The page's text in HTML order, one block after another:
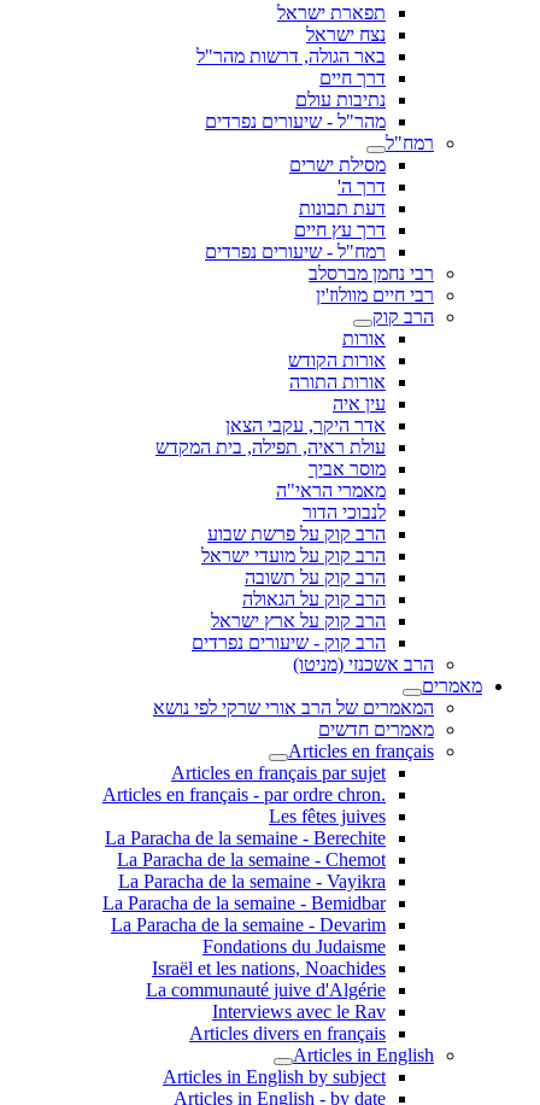
תפארת ישראל
נצח ישראל
באר הגולה, דרשות מהר"ל
דרך חיים
נתיבות עולם
מהר"ל - שיעורים נפרדים
רמח"ל
מסילת ישרים
דרך ה'
דעת תבונות
דרך עץ חיים
רמח"ל - שיעורים נפרדים
רבי נחמן מברסלב
רבי חיים מוולוז'ין
הרב קוק
אורות
אורות הקודש
אורות התורה
עין איה
אדר היקר, עקבי הצאן
עולת ראיה, תפילה, בית המקדש
מוסר אביך
מאמרי הראי"ה
לנבוכי הדור
הרב קוק על פרשת שבוע
הרב קוק על מועדי ישראל
הרב קוק על תשובה
הרב קוק על הגאולה
הרב קוק על ארץ ישראל
הרב קוק - שיעורים נפרדים
הרב אשכנזי (מניטו)
מאמרים
המאמרים של הרב אורי שרקי לפי נושא
מאמרים חדשים
Articles en français
Articles en français par sujet
.Articles en français - par ordre chron
Les fêtes juives
La Paracha de la semaine - Berechite
La Paracha de la semaine - Chemot
La Paracha de la semaine - Vayikra
La Paracha de la semaine - Bemidbar
La Paracha de la semaine - Devarim
Fondations du Judaisme
Israël et les nations, Noachides
La communauté juive d'Algérie
Interviews avec le Rav
Articles divers en français
Articles in English
Articles in English by subject
Articles in English - by date